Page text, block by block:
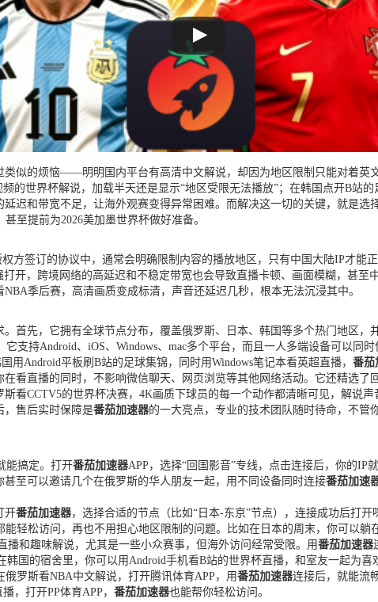
似的烦恼——明明国内平台有高清中文解说，却因为地区限制只能对着英
的世界杯解说，加载半天还是显示“地区受限无法播放”；在韩国点开B站
迟和带宽不足，让海外观赛变得异常困难。而解决这一切的关键，就是
至提前为2026美加墨世界杯做好准备。
方签订的协议中，通常会明确限制内容的播放地区，只有中国大陆IP才能
开，跨境网络的高延迟和不稳定带宽也会导致直播卡顿、画面模糊，甚
季后赛，高清画质变成标清，声音还延迟几秒，根本无法沉浸其中。
。首先，它拥有全球节点分布，覆盖俄罗斯、日本、韩国等多个热门地区
支持Android、iOS、Windows、mac多个平台，而且一人多端设备可以同
Android平板刷B站的足球集锦，同时用Windows笔记本看英超直播， 番茄
看直播的同时，不影响微信聊天、网页浏览等其他网络活动。它还精选
看CCTV5的世界杯决赛，4K画质下球员的每一个动作都清晰可见，解说
，售后实时保障是番茄加速器的一大亮点，专业的技术团队随时待命，不管
能搞定。打开番茄加速器APP，选择“回国影音”专线，点击连接后，你的IP
至可以邀请几个在俄罗斯的华人朋友一起，用不同设备同时连接番茄加速
开番茄加速器，选择合适的节点（比如“日本-东京”节点），连接成功后打
能轻松访问，再也不用担心地区限制的问题。比如在日本的周末，你可以躺
播和趣味解说，尤其是一些小众赛事，但海外访问经常受限。用番茄加速器
国的宿舍里，你可以用Android手机看B站的世界杯直播，和室友一起为喜
罗斯看NBA中文解说，打开腾讯体育APP，用番茄加速器连接后，就能流
，打开PP体育APP， 番茄加速器也能帮你轻松访问。